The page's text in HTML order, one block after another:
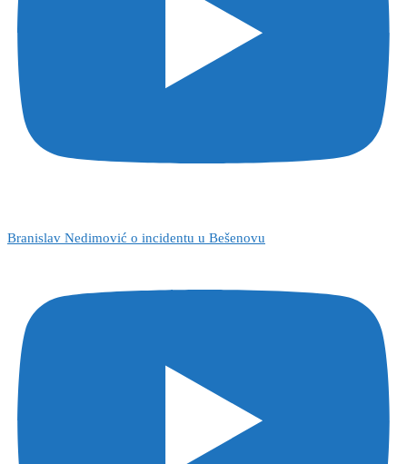
Branislav Nedimović o incidentu u Bešenovu